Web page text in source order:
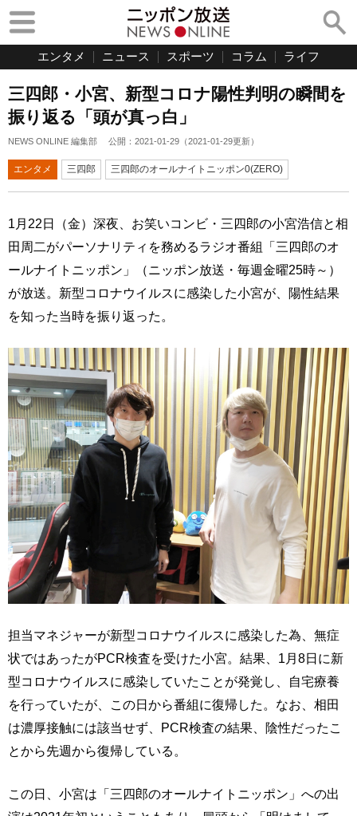
エンタメ ニュース スポーツ コラム ライフ
三四郎・小宮、新型コロナ陽性判明の瞬間を
振り返る「頭が真っ白」
NEWS ONLINE 編集部 公開： 2021-01-29 （2021-01-29更新）
エンタメ 三四郎 三四郎のオールナイトニッポン0(ZERO)
1月22日（金）深夜、お笑いコンビ・三四郎の小宮浩信と相
田周二がパーソナリティを務めるラジオ番組「三四郎のオ
ールナイトニッポン」（ニッポン放送・毎週金曜25時～）
が放送。新型コロナウイルスに感染した小宮が、陽性結果
を知った当時を振り返った。
担当マネジャーが新型コロナウイルスに感染した為、無症
状ではあったがPCR検査を受けた小宮。結果、1月8日に新
型コロナウイルスに感染していたことが発覚し、自宅療養
を行っていたが、この日から番組に復帰した。なお、相田
は濃厚接触には該当せず、PCR検査の結果、陰性だったこ
とから先週から復帰している。
この日、小宮は「三四郎のオールナイトニッポン」への出